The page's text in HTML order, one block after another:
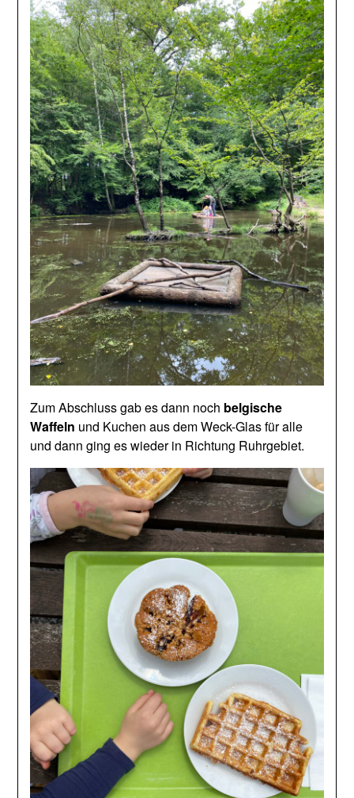
Zum Abschluss gab es dann noch belgische
Waffeln und Kuchen aus dem Weck-Glas für alle
und dann ging es wieder in Richtung Ruhrgebiet.